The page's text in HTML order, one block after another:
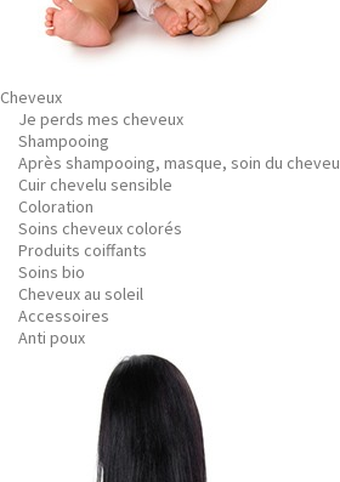
Cheveux
Je perds mes cheveux
Shampooing
Après shampooing, masque, soin du cheveu
Cuir chevelu sensible
Coloration
Soins cheveux colorés
Produits coiffants
Soins bio
Cheveux au soleil
Accessoires
Anti poux